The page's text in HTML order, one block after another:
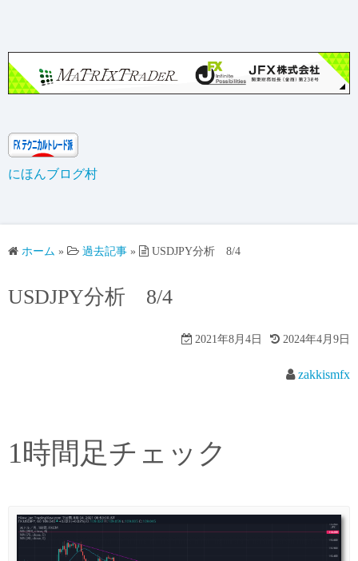
にほんブログ村
ホーム » 過去記事 » USDJPY分析 8/4
USDJPY分析 8/4
2021年8月4日 2024年4月9日
zakkismfx
1時間足チェック